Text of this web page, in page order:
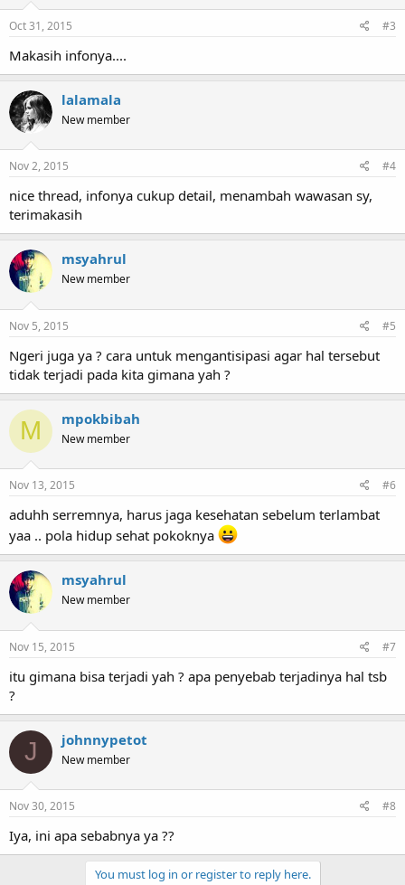
Oct 31, 2015 #3
Makasih infonya....
lalamala
New member
Nov 2, 2015 #4
nice thread, infonya cukup detail, menambah wawasan sy,
terimakasih
msyahrul
New member
Nov 5, 2015 #5
Ngeri juga ya ? cara untuk mengantisipasi agar hal tersebut
tidak terjadi pada kita gimana yah ?
M mpokbibah
New member
Nov 13, 2015 #6
aduhh serremnya, harus jaga kesehatan sebelum terlambat
yaa .. pola hidup sehat pokoknya
msyahrul
New member
Nov 15, 2015 #7
itu gimana bisa terjadi yah ? apa penyebab terjadinya hal tsb
?
J johnnypetot
New member
Nov 30, 2015 #8
Iya, ini apa sebabnya ya ??
You must log in or register to reply here.